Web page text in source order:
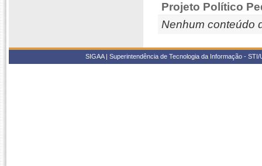
Projeto Político
Nenhum conteúdo
SIGAA | Superintendência de Tecnologia da Informação -